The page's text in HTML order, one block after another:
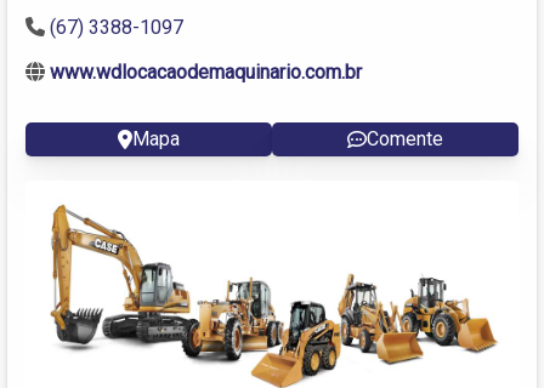
(67) 3388-1097
www.wdlocacaodemaquinario.com.br
Mapa Comente